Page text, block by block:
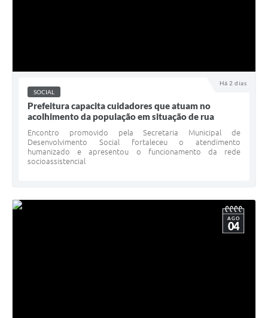
Há 2 dias
SOCIAL
Prefeitura capacita cuidadores que atuam no
acolhimento da população em situação de rua
Encontro promovido pela Secretaria Municipal de
Desenvolvimento Social fortaleceu o atendimento
humanizado e apresentou o funcionamento da rede
socioassistencial
AGO
04